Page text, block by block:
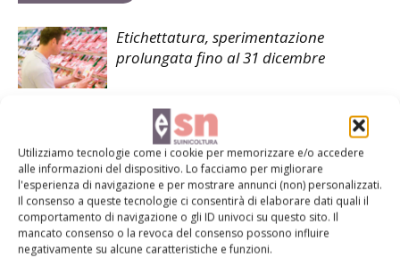
Utilizziamo tecnologie come i cookie per memorizzare e/o accedere
alle informazioni del dispositivo. Lo facciamo per migliorare
l'esperienza di navigazione e per mostrare annunci (non) personalizzati.
Il consenso a queste tecnologie ci consentirà di elaborare dati quali il
comportamento di navigazione o gli ID univoci su questo sito. Il
mancato consenso o la revoca del consenso possono influire
negativamente su alcune caratteristiche e funzioni.
Etichettatura, sperimentazione
prolungata fino al 31 dicembre
Peste suina africana, dalla prevenzione
alla gestione
Origine carni trasformate in etichetta:
raggiunta l’intesa Stato Regioni